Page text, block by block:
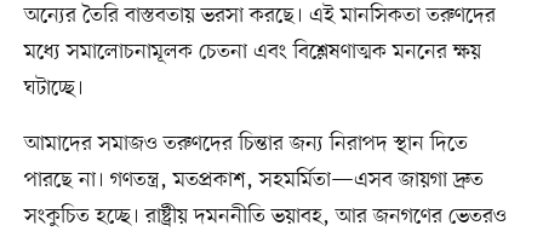
অন্যের তৈরি বাস্তবতায় ভরসা করছে। এই মানসিকতা তরুণদের
মধ্যে সমালোচনামূলক চেতনা এবং বিশ্লেষণাত্মক মননের ক্ষয়
ঘটাচ্ছে।
আমাদের সমাজও তরুণদের চিন্তার জন্য নিরাপদ স্থান দিতে
পারছে না। গণতন্ত্র, মতপ্রকাশ, সহমর্মিতা—এসব জায়গা দ্রুত
সংকুচিত হচ্ছে। রাষ্ট্রীয় দমননীতি ভয়াবহ, আর জনগণের ভেতরও